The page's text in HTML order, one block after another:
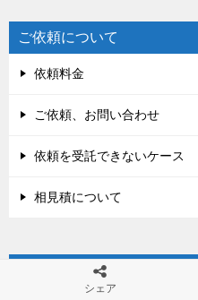
ご依頼について
依頼料金
ご依頼、お問い合わせ
依頼を受託できないケース
相見積について
行政書士・社労士市川事務所
シェア